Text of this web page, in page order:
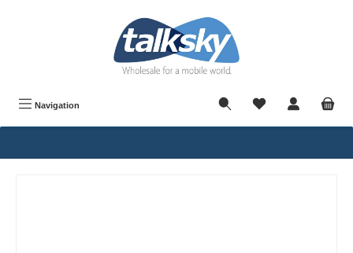
Navigation